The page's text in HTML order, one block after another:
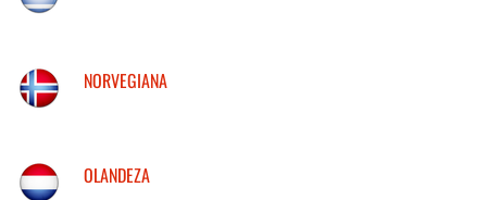
NORVEGIANA
OLANDEZA